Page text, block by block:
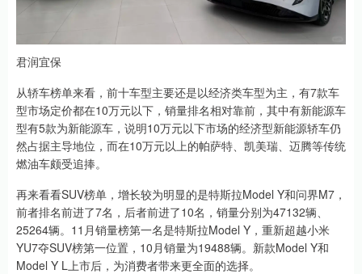
君润宜保
从轿车榜单来看，前十车型主要还是以经济类车型为主，有7款车
型市场定价都在10万元以下，销量排名相对靠前，其中有新能源车
型有5款为新能源车，说明10万元以下市场的经济型新能源轿车仍
然占据主导地位，而在10万元以上的帕萨特、凯美瑞、迈腾等传统
燃油车颇受追捧。
再来看看SUV榜单，增长较为明显的是特斯拉Model Y和问界M7，
前者排名前进了7名，后者前进了10名，销量分别为47132辆、
25264辆。11月销量榜第一名是特斯拉Model Y，重新超越小米
YU7夺SUV榜第一位置，10月销量为19488辆。新款Model Y和
Model Y L上市后，为消费者带来更全面的选择。